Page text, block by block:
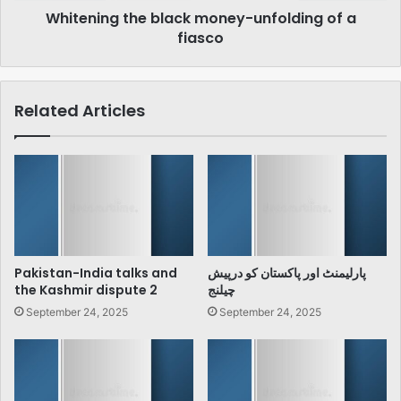
Whitening the black money-unfolding of a
fiasco
Related Articles
Pakistan-India talks and
the Kashmir dispute 2
September 24, 2025
پارلیمنٹ اور پاکستان کو درپیش
چیلنج
September 24, 2025